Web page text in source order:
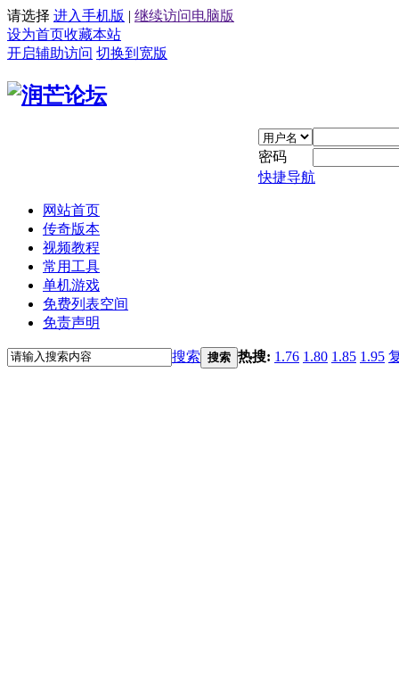
请选择 进入手机版 | 继续访问电脑版
设为首页收藏本站
开启辅助访问 切换到宽版
密码
快捷导航
网站首页
传奇版本
视频教程
常用工具
单机游戏
免费列表空间
免责声明
搜索 搜索 热搜: 1.76 1.80 1.85 1.95